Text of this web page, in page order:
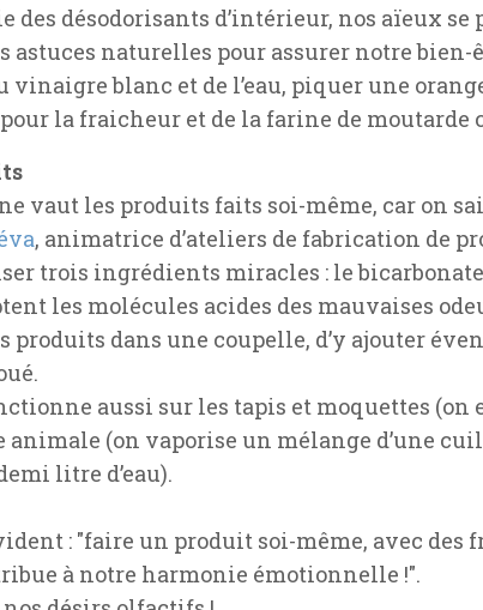
des désodorisants d’intérieur, nos aïeux se
astuces naturelles pour assurer notre
blanc et de l’eau, piquer une
la fraicheur et de la farine de moutarde
vaut les produits faits soi-même, car on
, animatrice d’ateliers de fabrication de
trois ingrédients miracles : le
les molécules acides des mauvaises
produits dans une coupelle, d’y ajouter
aussi sur les tapis et moquettes
(on vaporise un mélange d’une
litre d’eau).
: "faire un produit soi-même, avec
à notre harmonie émotionnelle !".